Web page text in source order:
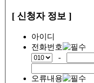
[ 신청자 정보 ]
아이디
전화번호
-
오류내용